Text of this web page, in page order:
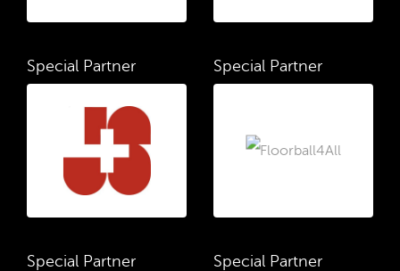
Special Partner Special Partner
Special Partner Special Partner